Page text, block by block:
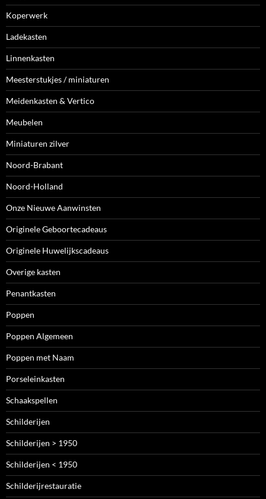
Koperwerk
Ladekasten
Linnenkasten
Meesterstukjes / miniaturen
Meidenkasten & Vertico
Meubelen
Miniaturen zilver
Noord-Brabant
Noord-Holland
Onze Nieuwe Aanwinsten
Originele Geboortecadeaus
Originele Huwelijkscadeaus
Overige kasten
Penantkasten
Poppen
Poppen Algemeen
Poppen met Naam
Porseleinkasten
Schaakspellen
Schilderijen
Schilderijen > 1950
Schilderijen < 1950
Schilderijrestauratie